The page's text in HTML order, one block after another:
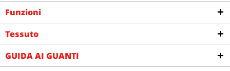
Funzioni
Tessuto
GUIDA AI GUANTI